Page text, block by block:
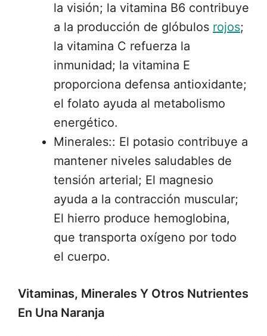
la visión; la vitamina B6 contribuye
a la producción de glóbulos rojos;
la vitamina C refuerza la
inmunidad; la vitamina E
proporciona defensa antioxidante;
el folato ayuda al metabolismo
energético.
Minerales:: El potasio contribuye a
mantener niveles saludables de
tensión arterial; El magnesio
ayuda a la contracción muscular;
El hierro produce hemoglobina,
que transporta oxígeno por todo
el cuerpo.
Vitaminas, Minerales Y Otros Nutrientes
En Una Naranja